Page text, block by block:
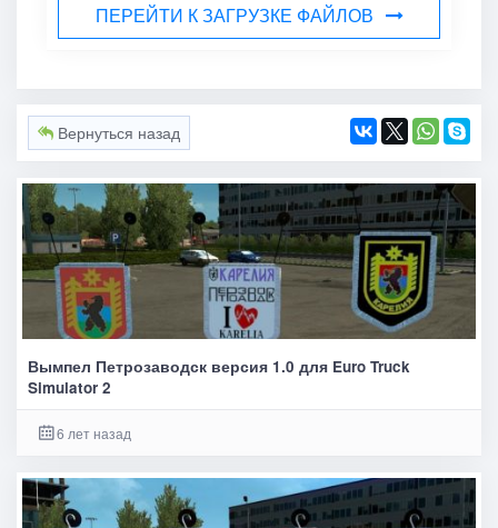
ПЕРЕЙТИ К ЗАГРУЗКЕ ФАЙЛОВ
Вернуться назад
Вымпел Петрозаводск версия 1.0 для Euro Truck
Simulator 2
6 лет назад